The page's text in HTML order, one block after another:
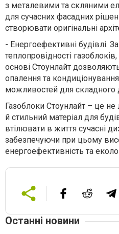
з металевими та скляними
для сучасних фасадних
створювати оригінальні
- Енергоефективні будівлі.
теплопровідності
основі Стоунлайт
опалення та
можливостей для складного
Газоблоки Стоунлайт – це
й стильний матеріал для
втілювати в життя сучасні
забезпечуючи при цьому
енергоефективність та
Останні новини